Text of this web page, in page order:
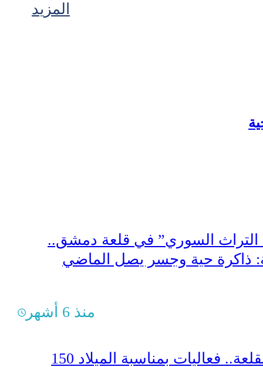
المزيد
التراث السوري” في قلعة دمشق..
ذاكرة حية وجسر يصل الماضي
منذ 6 أشهر
150 حرفياً في القلعة.. فعاليات بمناسبة الميلاد